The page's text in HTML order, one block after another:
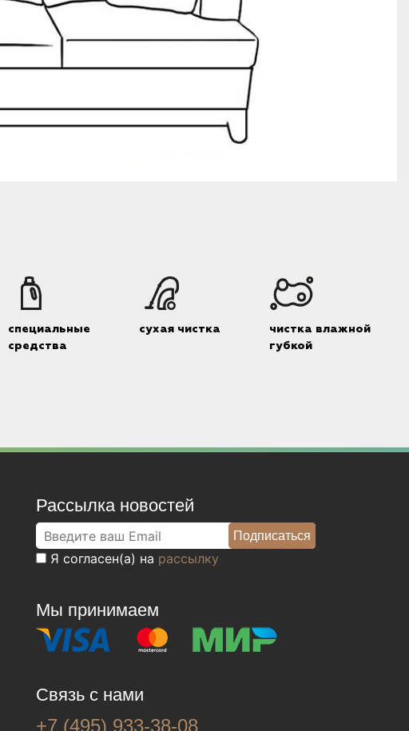
специальные
средства
сухая чистка
чистка влажной
губкой
Рассылка новостей
Я согласен(а) на рассылку
Мы принимаем
Связь с нами
+7 (495) 933-38-08